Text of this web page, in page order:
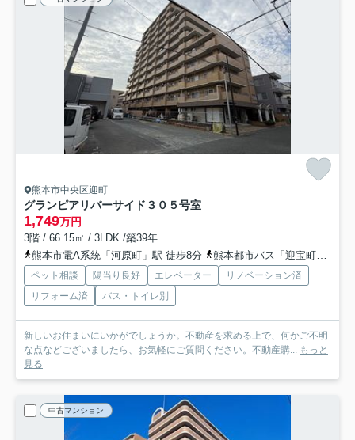
熊本市中央区迎町
グランピアリバーサイド ３０５号室
1,749万円
3階 / 66.15㎡ / 3LDK /築39年
熊本市電A系統「河原町」駅 徒歩8分
熊本都市バス「迎宝町」バス停下車 徒歩1分
ペット相談 陽当り良好 エレベーター
リノベーション済
リフォーム済
バス・トイレ別
新しいお住まいにいかがでしょうか。不動産を求める上で、何かご不明
な点などございましたら、お気軽にご質問ください。不動産購... もっと
見る
中古マンション